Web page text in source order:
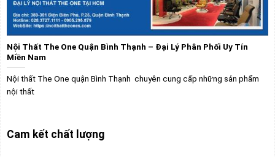
Nội Thất The One Quận Bình Thạnh – Đại Lý Phân Phối Uy Tín
Miền Nam
Nội thất The One quận Bình Thạnh chuyên cung cấp những sản phẩm
nội thất
Cam kết chất lượng